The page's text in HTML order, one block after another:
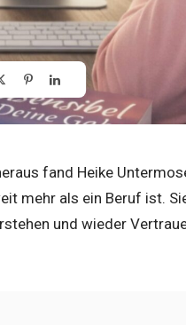
fand Heike
mehr als ein Beruf ist.
und wieder